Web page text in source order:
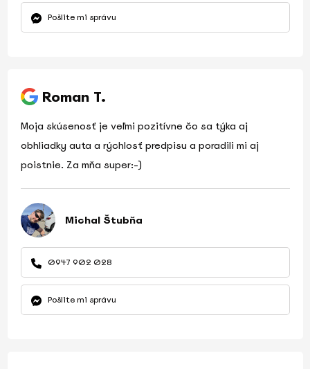
Pošlite mi správu
Roman T.
Moja skúsenosť je veľmi pozitívne čo sa týka aj
obhliadky auta a rýchlosť predpisu a poradili mi aj
poistnie. Za mňa super:-)
Michal Štubňa
0947 902 028
Pošlite mi správu